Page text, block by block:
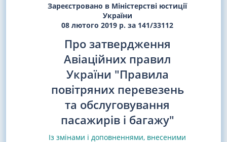
Зареєстровано в Міністерстві юстиції
України
08 лютого 2019 р. за 141/33112
Про затвердження
Авіаційних правил
України "Правила
повітряних перевезень
та обслуговування
пасажирів і багажу"
Із змінами і доповненнями, внесеними